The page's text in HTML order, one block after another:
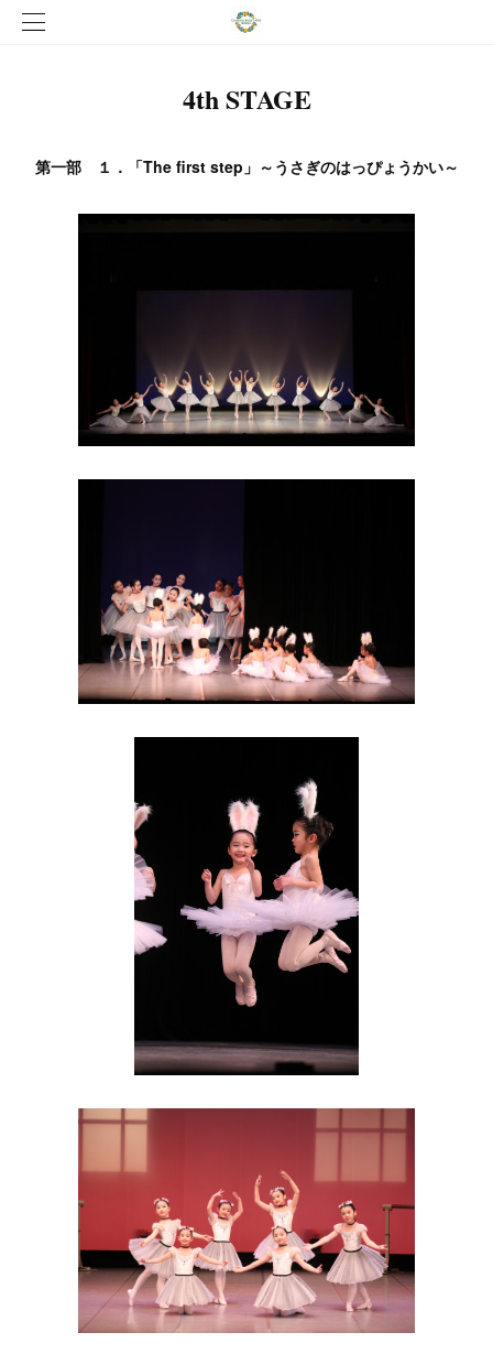
4th STAGE
第一部 １．「The first step」～うさぎのはっぴょうかい～